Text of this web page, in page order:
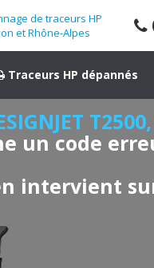
de traceurs HP
et Rhône-Alpes
Traceurs HP dépannés
un code
intervient